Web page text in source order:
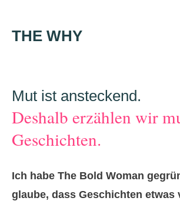
THE WHY
Mut ist ansteckend.
Deshalb erzählen wir
Geschichten.
Ich habe The Bold Woman
glaube, dass Geschichten etwas